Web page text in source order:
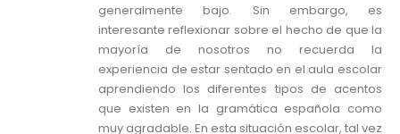
generalmente bajo. Sin embargo, es
interesante reflexionar sobre el hecho de que la
mayoría de nosotros no recuerda la
experiencia de estar sentado en el aula escolar
aprendiendo los diferentes tipos de acentos
que existen en la gramática española como
muy agradable. En esta situación escolar, tal vez